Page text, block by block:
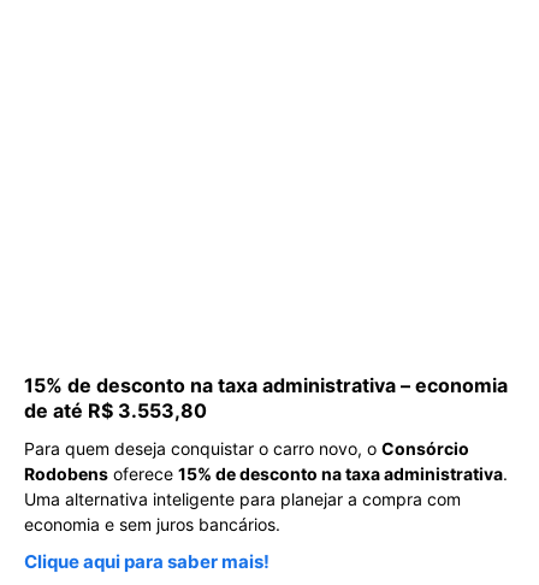
15% de desconto na taxa administrativa – economia
de até R$ 3.553,80
Para quem deseja conquistar o carro novo, o Consórcio
Rodobens oferece 15% de desconto na taxa administrativa.
Uma alternativa inteligente para planejar a compra com
economia e sem juros bancários.
Clique aqui para saber mais!